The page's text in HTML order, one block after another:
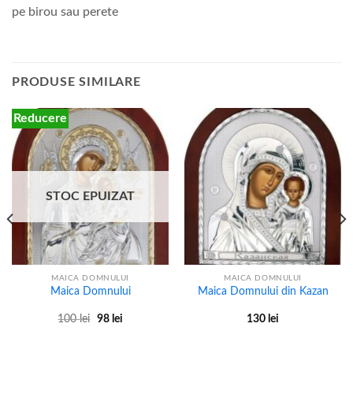
pe birou sau perete
PRODUSE SIMILARE
Reducere
STOC EPUIZAT
MAICA DOMNULUI
Maica Domnului
100lei
Prețul
98 leiPrețul
MAICA DOMNULUI
Maica Domnului din Kazan
130 lei